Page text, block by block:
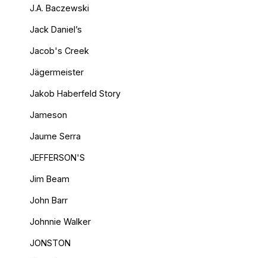
J.A. Baczewski
Jack Daniel’s
Jacob's Creek
Jägermeister
Jakob Haberfeld Story
Jameson
Jaume Serra
JEFFERSON'S
Jim Beam
John Barr
Johnnie Walker
JONSTON